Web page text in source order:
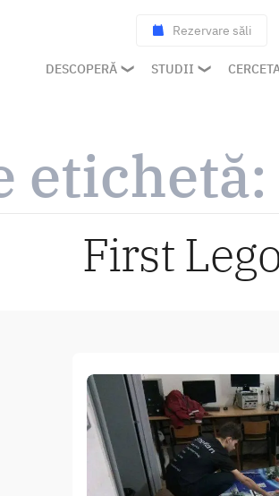
Rezervare săli
DESCOPERĂ STUDII
etichetă:
First